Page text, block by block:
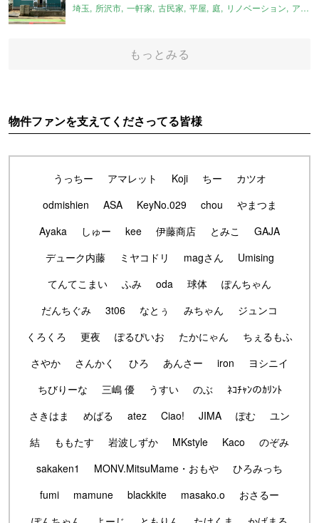
埼玉 所沢市 一軒家 古民家 平屋 庭 リノベーション アメリカンハウス
もっとみる
物件ファンを支えてくださってる皆様
うっちー アマレット Koji ちー
カツオ
odmishien
ASA KeyNo.029 chou
やまつま
Ayaka
しゅー kee 伊藤商店 とみこ
GAJA
デューク内藤
ミヤコドリ magさん
Umising
てんてこまい
ふみ oda 球体
ぽんちゃん
だんちぐみ
3t06 なとぅ みちゃん
ジュンコ
くろくろ
更夜 ぽるぴいお たかにゃん
ちぇるもふ
さやか
さんかく ひろ あんさー iron
ヨシニイ
ちびりーな
三嶋 優 うすい のぶ
ﾈｺﾁｬﾝのｶﾘﾝﾄ
さきはま
めばる atez Ciao! JIMA ぽむ
ユン
結
ももたす 岩波しずか MKstyle Kaco
のぞみ
sakaken1
MONV.MitsuMame・おもや
ひろみっち
fumi
mamune blackkite masako.o
おさるー